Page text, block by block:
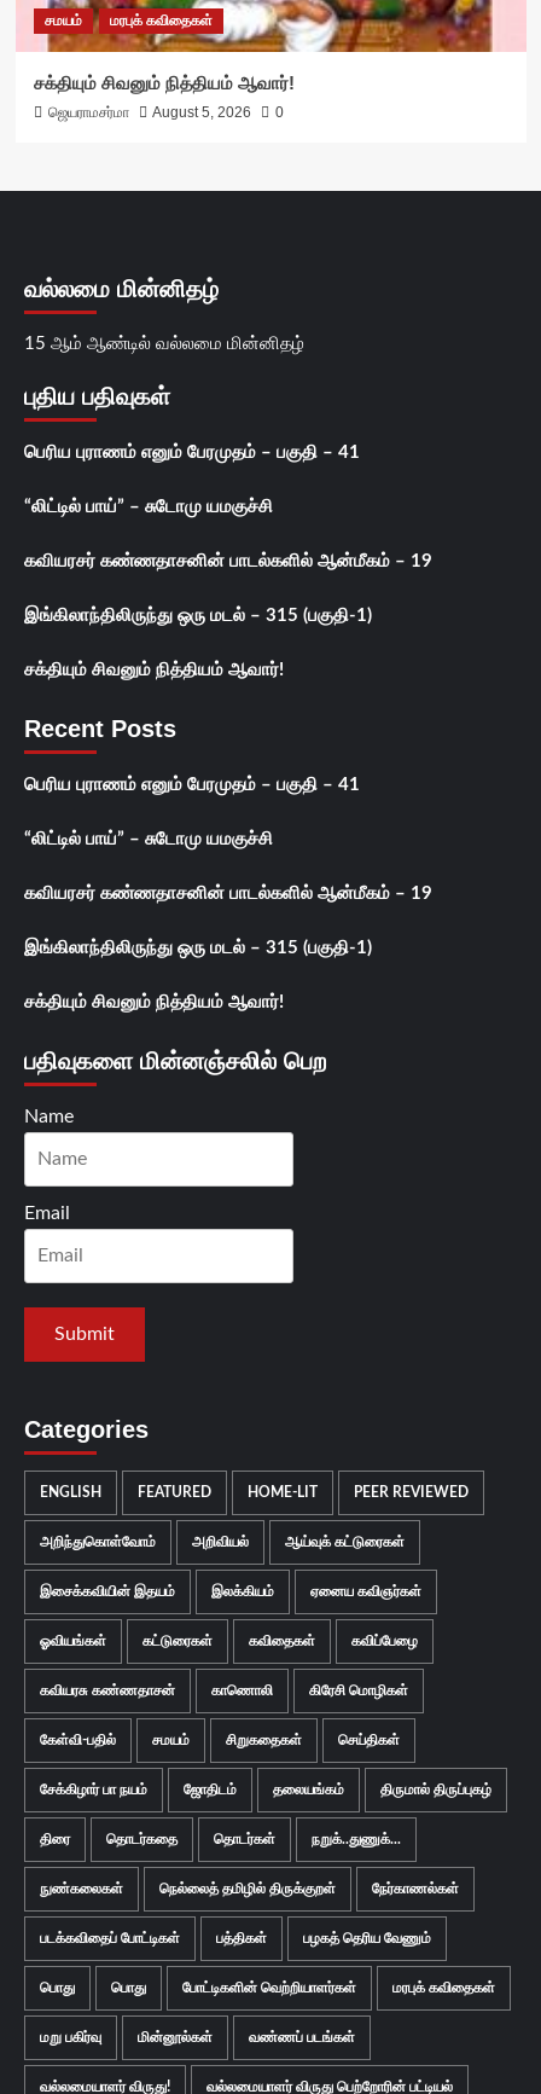
சமயம் மரபுக் கவிதைகள்
சக்தியும் சிவனும் நித்தியம் ஆவார்!
ஜெயராமசர்மா August 5, 2026 0
வல்லமை மின்னிதழ்
15 ஆம் ஆண்டில் வல்லமை மின்னிதழ்
புதிய பதிவுகள்
பெரிய புராணம் எனும் பேரமுதம் – பகுதி – 41
“லிட்டில் பாய்” – சுடோமு யமகுச்சி
கவியரசர் கண்ணதாசனின் பாடல்களில் ஆன்மீகம் – 19
இங்கிலாந்திலிருந்து ஒரு மடல் – 315 (பகுதி-1)
சக்தியும் சிவனும் நித்தியம் ஆவார்!
Recent Posts
பெரிய புராணம் எனும் பேரமுதம் – பகுதி – 41
“லிட்டில் பாய்” – சுடோமு யமகுச்சி
கவியரசர் கண்ணதாசனின் பாடல்களில் ஆன்மீகம் – 19
இங்கிலாந்திலிருந்து ஒரு மடல் – 315 (பகுதி-1)
சக்தியும் சிவனும் நித்தியம் ஆவார்!
பதிவுகளை மின்னஞ்சலில் பெற
Name
Email
Categories
ENGLISH FEATURED HOME-LIT PEER REVIEWED
அறிந்துகொள்வோம் அறிவியல் ஆய்வுக் கட்டுரைகள்
இசைக்கவியின் இதயம் இலக்கியம் ஏனைய கவிஞர்கள்
ஓவியங்கள் கட்டுரைகள் கவிதைகள் கவிப்பேழை
கவியரசு கண்ணதாசன் காணொலி கிரேசி மொழிகள்
கேள்வி-பதில் சமயம் சிறுகதைகள் செய்திகள்
சேக்கிழார் பா நயம் ஜோதிடம் தலையங்கம் திருமால் திருப்புகழ்
திரை தொடர்கதை தொடர்கள் நறுக்..துணுக்...
நுண்கலைகள் நெல்லைத் தமிழில் திருக்குறள் நேர்காணல்கள்
படக்கவிதைப் போட்டிகள் பத்திகள் பழகத் தெரிய வேணும்
பொது பொது போட்டிகளின் வெற்றியாளர்கள் மரபுக் கவிதைகள்
மறு பகிர்வு மின்னூல்கள் வண்ணப் படங்கள்
வல்லமையாளர் விருது! வல்லமையாளர் விருது பெற்றோரின் பட்டியல்